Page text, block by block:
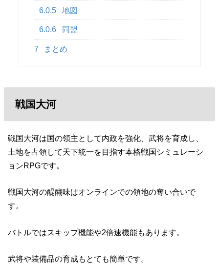
6.0.5 地図
6.0.6 同盟
7 まとめ
戦国大河
戦国大河は国の領主として内政を強化、武将を育成し、
土地を占領して天下統一を目指す本格戦国シミュレーシ
ョンRPGです。
戦国大河の醍醐味はオンラインでの領地の奪い合いで
す。
バトルではスキップ機能や2倍速機能もあります。
武将や装備品の育成もとても簡単です。